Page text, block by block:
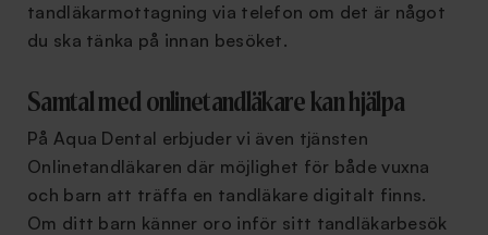
tandläkarmottagning via telefon om det är något
du ska tänka på innan besöket.
Samtal med onlinetandläkare kan hjälpa
På Aqua Dental erbjuder vi även tjänsten
Onlinetandläkaren där möjlighet för både vuxna
och barn att träffa en tandläkare digitalt finns.
Om ditt barn känner oro inför sitt tandläkarbesök